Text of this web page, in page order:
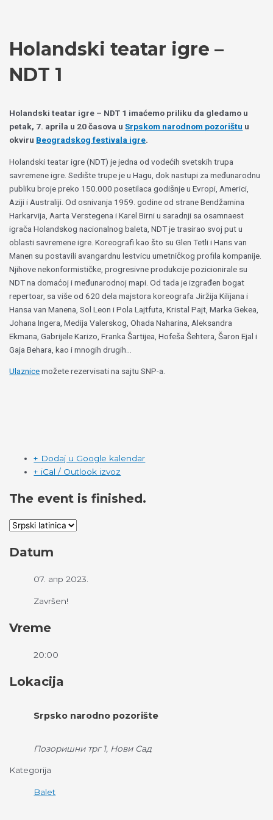
Holandski teatar igre –
NDT 1
Holandski teatar igre – NDT 1 imaćemo priliku da gledamo u
petak, 7. aprila u 20 časova uSrpskom narodnom pozorištu u
okviru Beogradskog festivala igre.
Holandski teatar igre (NDT) je jedna od vodećih svetskih trupa
savremene igre. Sedište trupe je u Hagu, dok nastupi za međunarodnu
publiku broje preko 150.000 posetilaca godišnje u Evropi, Americi,
Aziji i Australiji. Od osnivanja 1959. godine od strane Bendžamina
Harkarvija, Aarta Verstegena i Karel Birni u saradnji sa osamnaest
igrača Holandskog nacionalnog baleta, NDT je trasirao svoj put u
oblasti savremene igre. Koreografi kao što su Glen Tetli i Hans van
Manen su postavili avangardnu lestvicu umetničkog profila kompanije.
Njihove nekonformističke, progresivne produkcije pozicionirale su
NDT na domaćoj i međunarodnoj mapi. Od tada je izgrađen bogat
repertoar, sa više od 620 dela majstora koreografa Jiržija Kilijana i
Hansa van Manena, Sol Leon i Pola Lajtfuta, Kristal Pajt, Marka Gekea,
Johana Ingera, Medija Valerskog, Ohada Naharina, Aleksandra
Ekmana, Gabrijele Karizo, Franka Šartijea, Hofeša Šehtera, Šaron Ejal i
Gaja Behara, kao i mnogih drugih…
Ulaznicemožete rezervisati na sajtu SNP-a.
+ Dodaj u Google kalendar
+ iCal / Outlook izvoz
The event is finished.
Datum
07. апр 2023.
Završen!
Vreme
20:00
Lokacija
Srpsko narodno pozorište
Позоришни трг 1, Нови Сад
Kategorija
Balet